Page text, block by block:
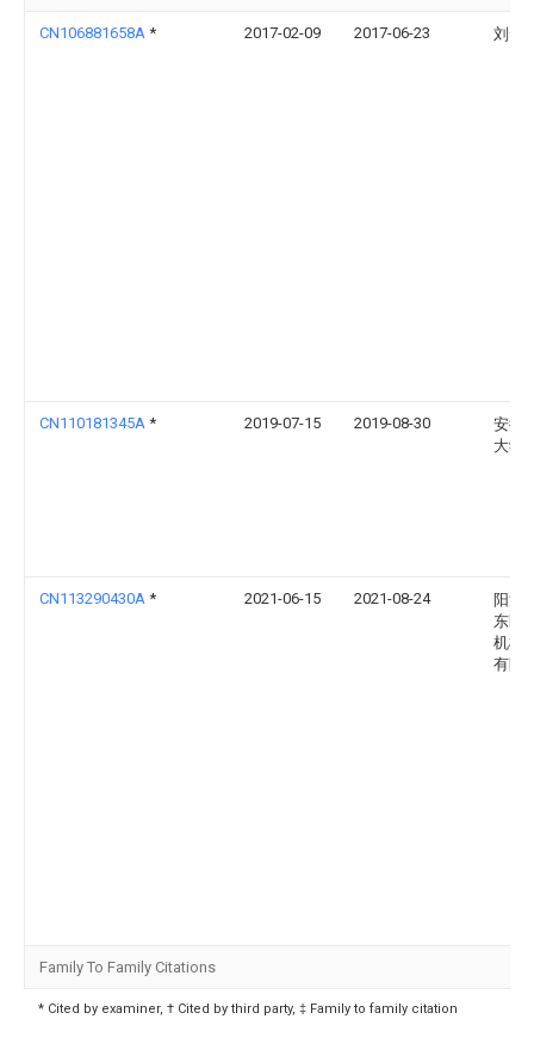
CN106881658A * 2017-02-09 2017-06-23 刘云
CN110181345A * 2019-07-15 2019-08-30
安徽
大学
CN113290430A * 2021-06-15 2021-08-24
阳江
东区
机械
有限
Family To Family Citations
* Cited by examiner, † Cited by third party, ‡ Family to family citation